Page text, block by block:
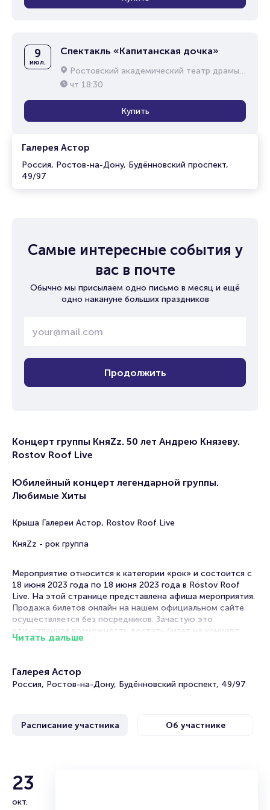
Галерея Астор
Россия, Ростов-на-Дону, Будённовский проспект,
49/97
9
июл.
Спектакль «Капитанская дочка»
Ростовский академический театр драмы им. М.Горького
чт 18:30
Купить
Самые интересные события у
вас в почте
Обычно мы присылаем одно письмо в месяц и ещё
одно накануне больших праздников
Продолжить
Концерт группы КняZz. 50 лет Андрею Князеву.
Rostov Roof Live
Юбилейный концерт легендарной группы.
Любимые Хиты
Крыша Галереи Астор, Rostov Roof Live
КняZz - рок группа
Мероприятие относится к категории «рок» и состоится с
18 июня 2023 года по 18 июня 2023 года в Rostov Roof
Live. На этой странице представлена афиша мероприятия.
Продажа билетов онлайн на нашем официальном сайте
осуществляется без посредников. Зачастую это
единственная возможность достать билет на концерт.
партиями, выраженным звучанием ударных и вокалом рок-
певцов.
поклонников новыми композициями, выпуская альбомы и
сходить на это мероприятие, чтобы услышать кое-что из
уже полюбившегося и познакомиться с новыми работами.
Билеты на концерт группы КняZz
Читать дальше
Галерея Астор
Россия, Ростов-на-Дону, Будённовский проспект, 49/97
Расписание участника Об участнике
Российская рок-группа из Санкт-Петербурга, созданная в
23
окт.